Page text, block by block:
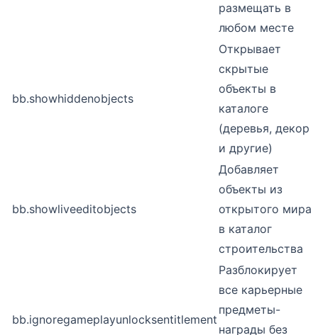
размещать в
любом месте
bb.showhiddenobjects
Открывает
скрытые
объекты в
каталоге
(деревья, декор
и другие)
bb.showliveeditobjects
Добавляет
объекты из
открытого мира
в каталог
строительства
bb.ignoregameplayunlocksentitlement
Разблокирует
все карьерные
предметы-
награды без